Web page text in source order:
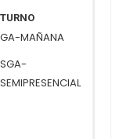
TURNO
GA-MAÑANA
SGA-
SEMIPRESENCIAL